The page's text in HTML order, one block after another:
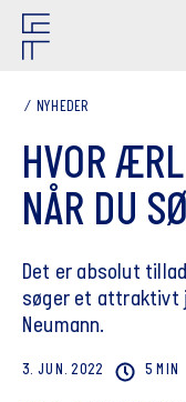
NYHEDER
HVOR
NÅR DU
Det er absolut
søger et attraktivt
Neumann.
3. JUN. 2022 5 MIN